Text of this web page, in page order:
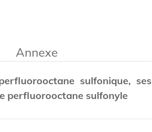
Annexe
sulfonique, ses
perfluorooctane sulfonyle